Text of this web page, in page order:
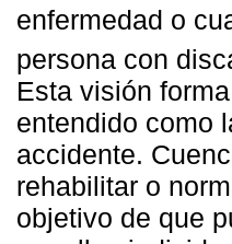
enfermedad o
persona con
Esta visión
entendido como
accidente.
rehabilitar o
objetivo de que